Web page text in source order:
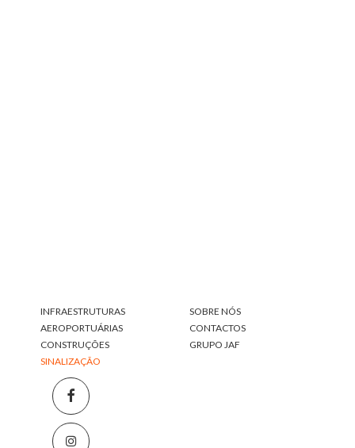
INFRAESTRUTURAS
AEROPORTUÁRIAS
CONSTRUÇÕES
SINALIZAÇÃO
SOBRE NÓS
CONTACTOS
GRUPO JAF